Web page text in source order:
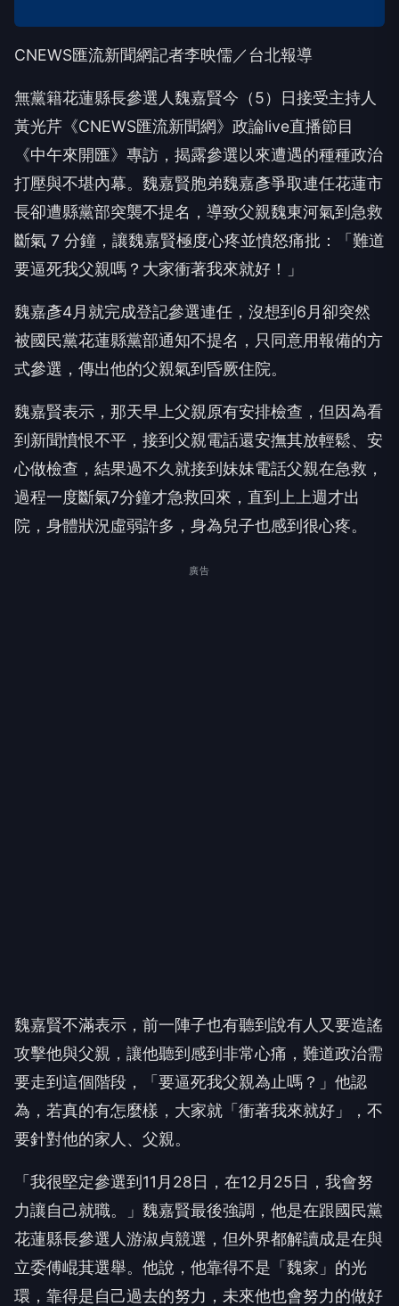
CNEWS匯流新聞網記者李映儒／台北報導
無黨籍花蓮縣長參選人魏嘉賢今（5）日接受主持人
黃光芹《CNEWS匯流新聞網》政論live直播節目
《中午來開匯》專訪，揭露參選以來遭遇的種種政治
打壓與不堪內幕。魏嘉賢胞弟魏嘉彥爭取連任花蓮市
長卻遭縣黨部突襲不提名，導致父親魏東河氣到急救
斷氣 7 分鐘，讓魏嘉賢極度心疼並憤怒痛批：「難道
要逼死我父親嗎？大家衝著我來就好！」
魏嘉彥4月就完成登記參選連任，沒想到6月卻突然
被國民黨花蓮縣黨部通知不提名，只同意用報備的方
式參選，傳出他的父親氣到昏厥住院。
魏嘉賢表示，那天早上父親原有安排檢查，但因為看
到新聞憤恨不平，接到父親電話還安撫其放輕鬆、安
心做檢查，結果過不久就接到妹妹電話父親在急救，
過程一度斷氣7分鐘才急救回來，直到上上週才出
院，身體狀況虛弱許多，身為兒子也感到很心疼。
廣告
魏嘉賢不滿表示，前一陣子也有聽到說有人又要造謠
攻擊他與父親，讓他聽到感到非常心痛，難道政治需
要走到這個階段，「要逼死我父親為止嗎？」他認
為，若真的有怎麼樣，大家就「衝著我來就好」，不
要針對他的家人、父親。
「我很堅定參選到11月28日，在12月25日，我會努
力讓自己就職。」魏嘉賢最後強調，他是在跟國民黨
花蓮縣長參選人游淑貞競選，但外界都解讀成是在與
立委傅崐萁選舉。他說，他靠得不是「魏家」的光
環，靠得是自己過去的努力，未來他也會努力的做好